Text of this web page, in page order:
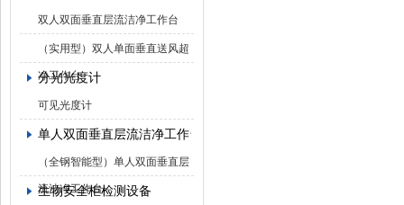
双人双面垂直层流洁净工作台
（实用型）双人单面垂直送风超
净工作台
分光光度计
可见光度计
单人双面垂直层流洁净工作台
（全钢智能型）单人双面垂直层
流洁净工作台
生物安全柜检测设备